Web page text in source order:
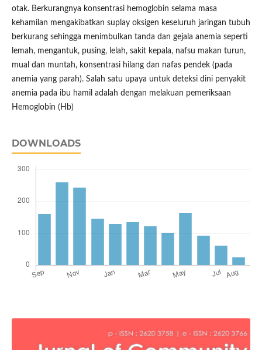
otak. Berkurangnya konsentrasi hemoglobin selama masa
kehamilan mengakibatkan suplay oksigen keseluruh jaringan tubuh
berkurang sehingga menimbulkan tanda dan gejala anemia seperti
lemah, mengantuk, pusing, lelah, sakit kepala, nafsu makan turun,
mual dan muntah, konsentrasi hilang dan nafas pendek (pada
anemia yang parah). Salah satu upaya untuk deteksi dini penyakit
anemia pada ibu hamil adalah dengan melakuan pemeriksaan
Hemoglobin (Hb)
DOWNLOADS